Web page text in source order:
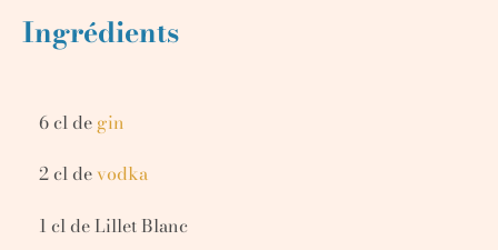
Ingrédients
6 cl de gin
2 cl devodka
1 cl de Lillet Blanc